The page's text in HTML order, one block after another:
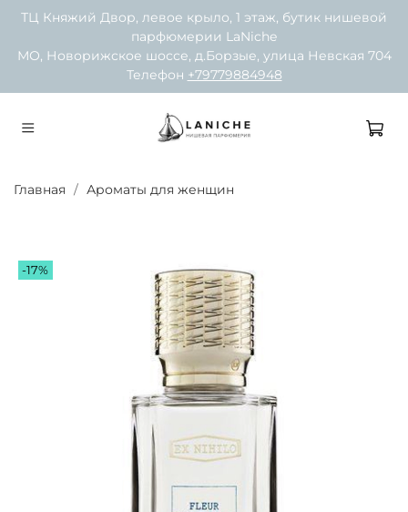
ТЦ Княжий Двор, левое крыло, 1 этаж, бутик нишевой
парфюмерии LaNiche
МО, Новорижское шоссе, д.Борзые, улица Невская 704
Телефон +79779884948
Главная Ароматы для женщин
-17%